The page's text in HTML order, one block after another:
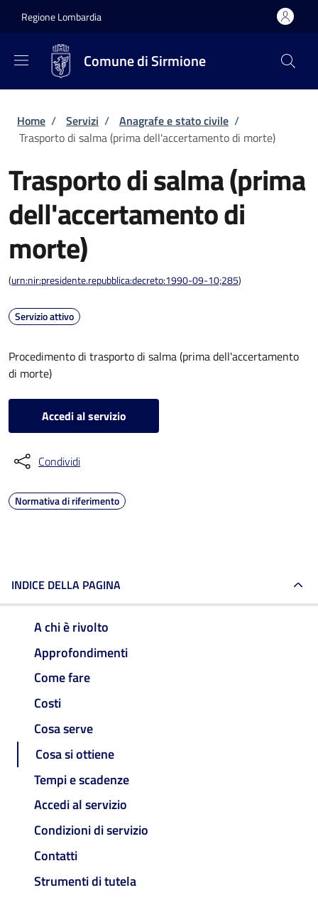
Regione Lombardia
Comune di Sirmione
Briciole di pane
Home / Servizi / Anagrafe e stato civile /
Trasporto di salma (prima dell'accertamento di morte)
Trasporto di salma (prima
dell'accertamento di
morte)
(urn:nir:presidente.repubblica:decreto:1990-09-10;285)
Servizio attivo
Procedimento di trasporto di salma (prima dell'accertamento
di morte)
Accedi al servizio
Condividi
Normativa di riferimento
INDICE DELLA PAGINA
A chi è rivolto
Approfondimenti
Come fare
Costi
Cosa serve
Cosa si ottiene
Tempi e scadenze
Accedi al servizio
Condizioni di servizio
Contatti
Strumenti di tutela